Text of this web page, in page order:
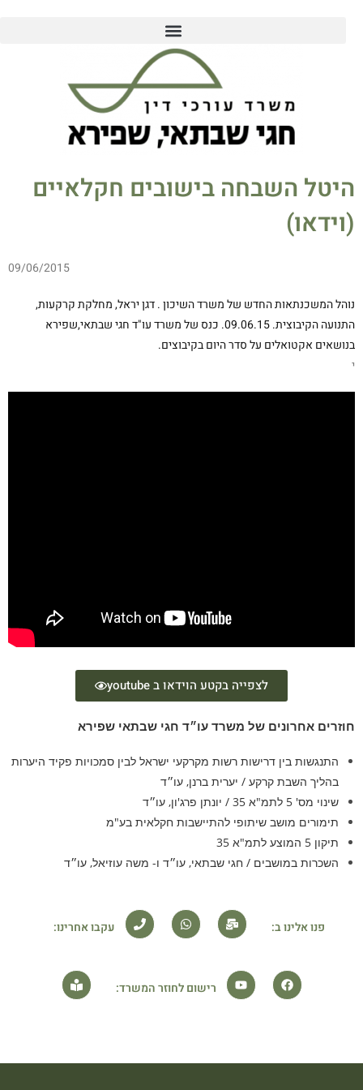
היטל השבחה בישובים חקלאיים
(וידאו)
09/06/2015
נוהל המשכנתאות החדש של משרד השיכון . דגן יראל, מחלקת קרקעות,
התנועה הקיבוצית. 09.06.15. כנס של משרד עו"ד חגי שבתאי,שפירא
בנושאים אקטואלים על סדר היום בקיבוצים.
י
לצפייה בקטע הוידאו ב youtube
חוזרים אחרונים של משרד עו״ד חגי שבתאי שפירא
התנגשות בין דרישות רשות מקרקעי ישראל לבין סמכויות פקיד היערות
בהליך השבת קרקע / יערית ברנן, עו״ד​
שינוי מס' 5 לתמ"א 35 / יונתן פרג'ון, עו״ד
תימורים מושב שיתופי להתיישבות חקלאית בע"מ
תיקון 5 המוצע לתמ"א 35
השכרות במושבים / חגי שבתאי, עו״ד ו- משה עוזיאל, עו״ד
פנו אלינו ב: עקבו אחרינו:
רישום לחוזר המשרד: